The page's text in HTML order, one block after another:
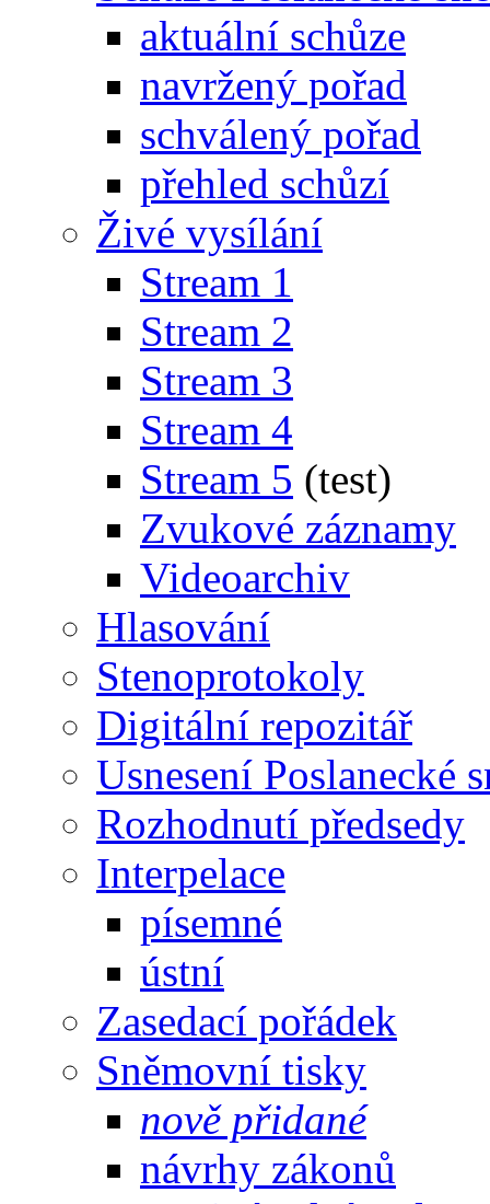
aktuální schůze
navržený pořad
schválený pořad
přehled schůzí
Živé vysílání
Stream 1
Stream 2
Stream 3
Stream 4
Stream 5 (test)
Zvukové záznamy
Videoarchiv
Hlasování
Stenoprotokoly
Digitální repozitář
Usnesení Poslanecké
Rozhodnutí předsedy
Interpelace
písemné
ústní
Zasedací pořádek
Sněmovní tisky
nově přidané
návrhy zákonů